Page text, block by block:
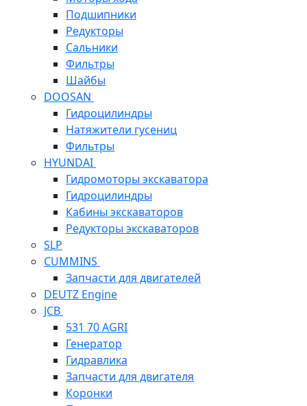
Подшипники
Редукторы
Сальники
Фильтры
Шайбы
DOOSAN
Гидроцилиндры
Натяжители гусениц
Фильтры
HYUNDAI
Гидромоторы экскаватора
Гидроцилиндры
Кабины экскаваторов
Редукторы экскаваторов
SLP
CUMMINS
Запчасти для двигателей
DEUTZ Engine
JCB
531 70 AGRI
Генератор
Гидравлика
Запчасти для двигателя
Коронки